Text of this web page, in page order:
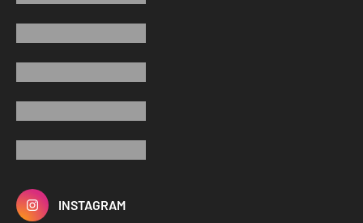
INSTAGRAM